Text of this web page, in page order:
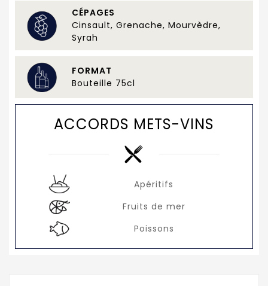
CÉPAGES
Cinsault, Grenache, Mourvèdre,
Syrah
FORMAT
Bouteille 75cl
ACCORDS METS-VINS
Apéritifs
Fruits de mer
Poissons